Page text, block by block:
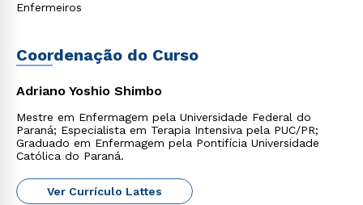
Enfermeiros
Coordenação do Curso
Adriano Yoshio Shimbo
Mestre em Enfermagem pela Universidade Federal do
Paraná; Especialista em Terapia Intensiva pela PUC/PR;
Graduado em Enfermagem pela Pontifícia Universidade
Católica do Paraná.
Ver Currículo Lattes